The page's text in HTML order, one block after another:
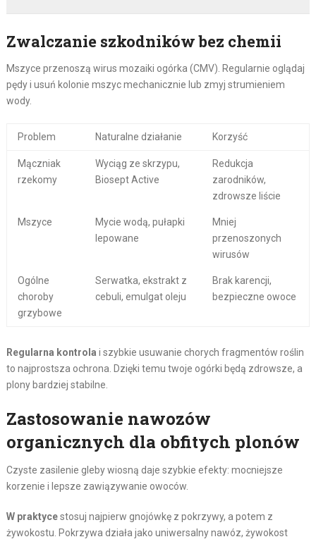
Zwalczanie szkodników bez chemii
Mszyce przenoszą wirus mozaiki ogórka (CMV). Regularnie oglądaj
pędy i usuń kolonie mszyc mechanicznie lub zmyj strumieniem
wody.
Problem Naturalne działanie Korzyść
Mączniak
rzekomy
Wyciąg ze skrzypu,
Biosept Active
Redukcja
zarodników,
zdrowsze liście
Mszyce
Mycie wodą, pułapki
lepowane
Mniej
przenoszonych
wirusów
Ogólne
choroby
grzybowe
Serwatka, ekstrakt z
cebuli, emulgat oleju
Brak karencji,
bezpieczne owoce
Regularna kontrola i szybkie usuwanie chorych fragmentów roślin
to najprostsza ochrona. Dzięki temu twoje ogórki będą zdrowsze, a
plony bardziej stabilne.
Zastosowanie nawozów
organicznych dla obfitych plonów
Czyste zasilenie gleby wiosną daje szybkie efekty: mocniejsze
korzenie i lepsze zawiązywanie owoców.
W praktycestosuj najpierw gnojówkę z pokrzywy, a potem z
żywokostu. Pokrzywa działa jako uniwersalny nawóz, żywokost